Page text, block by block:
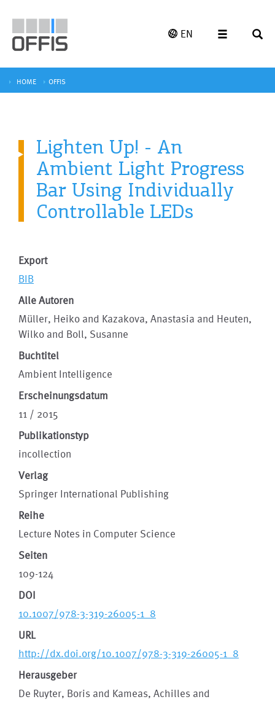
EN
HOME OFFIS
Lighten Up! - An
Ambient Light Progress
Bar Using Individually
Controllable LEDs
Export
BIB
Alle Autoren
Müller, Heiko and Kazakova, Anastasia and Heuten,
Wilko and Boll, Susanne
Buchtitel
Ambient Intelligence
Erscheinungsdatum
11 / 2015
Publikationstyp
incollection
Verlag
Springer International Publishing
Reihe
Lecture Notes in Computer Science
Seiten
109-124
DOI
10.1007/978-3-319-26005-1_8
URL
http://dx.doi.org/10.1007/978-3-319-26005-1_8
Herausgeber
De Ruyter, Boris and Kameas, Achilles and